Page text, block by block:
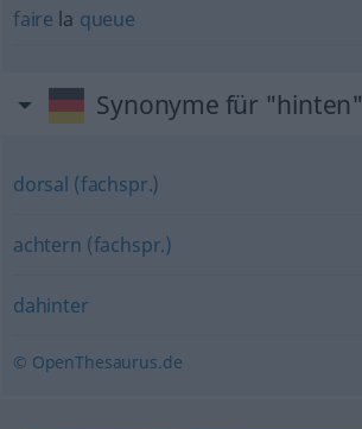
faire la queue
Synonyme für "hinten"
dorsal (fachspr.)
achtern (fachspr.)
dahinter
© OpenThesaurus.de